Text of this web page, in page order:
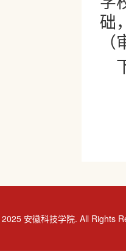
础
安徽科技学院. All Rights